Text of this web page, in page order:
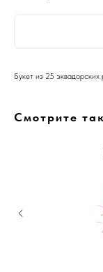
Букет из 25
Смотрите